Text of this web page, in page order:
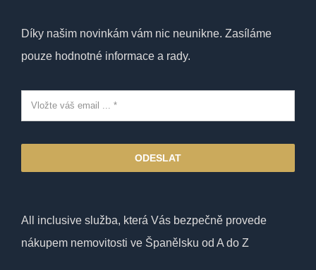
Díky našim novinkám vám nic neunikne. Zasíláme
pouze hodnotné informace a rady.
ODESLAT
All inclusive služba, která Vás bezpečně provede
nákupem nemovitosti ve Španělsku od A do Z